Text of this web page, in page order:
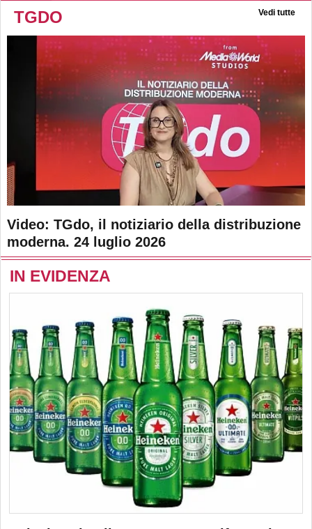
TGDO Vedi tutte
Video: TGdo, il notiziario della distribuzione
moderna. 24 luglio 2026
IN EVIDENZA